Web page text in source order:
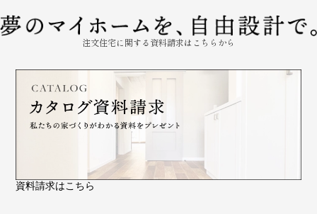
注文住宅に関する資料請求はこちらから
資料請求はこちら